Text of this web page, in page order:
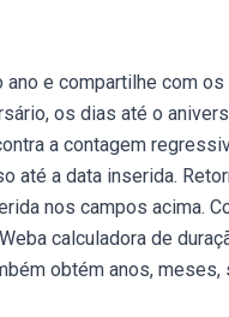
e compartilhe com
os dias até o
a contagem
até a data inserida.
nos campos acima.
calculadora de
obtém anos, meses,